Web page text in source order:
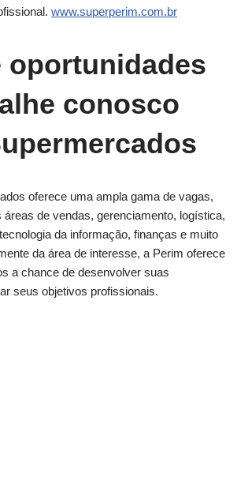
www.superperim.com.br
oportunidades
conosco
oferece uma ampla gama de vagas,
áreas de vendas, gerenciamento, logística,
da informação, finanças e muito
da área de interesse, a Perim oferece
a chance de desenvolver suas
seus objetivos profissionais.